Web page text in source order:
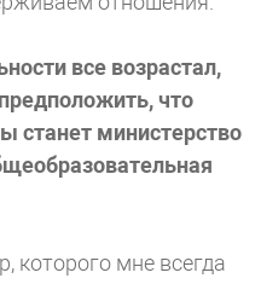
все возрастал,
что
министерство
мне всегда